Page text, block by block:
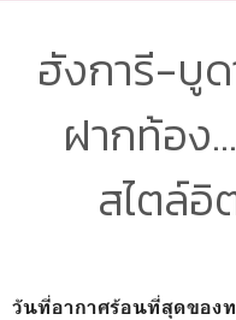
ฮังการี-บู
ฝากท้อง
สไตล์อิ
วันที่อากาศร้อนที่สุดของ